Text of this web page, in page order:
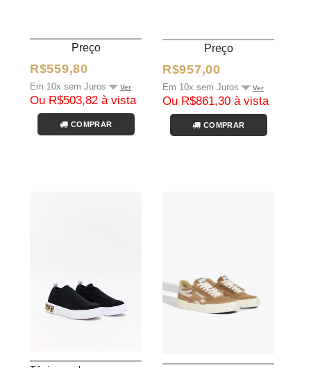
Preço
R$559,80
Em 10x sem Juros Ver
Ou R$503,82 à vista
COMPRAR
Preço
R$957,00
Em 10x sem Juros Ver
Ou R$861,30 à vista
COMPRAR